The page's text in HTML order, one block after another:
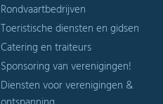
Rondvaartbedrijven
Toeristische diensten en gidsen
Catering en traiteurs
Sponsoring van verenigingen!
Diensten voor verenigingen &